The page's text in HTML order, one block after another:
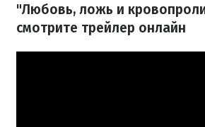
"Любовь, ложь и
смотрите трейлер онлайн